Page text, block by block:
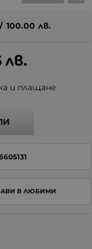
/ 100.00 лв.
лв.
и плащане
В ЛЮБИМИ